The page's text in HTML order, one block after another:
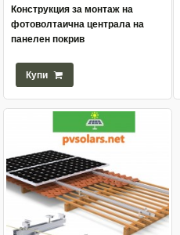
Конструкция за монтаж на
фотоволтаична централа на
панелен покрив
Купи